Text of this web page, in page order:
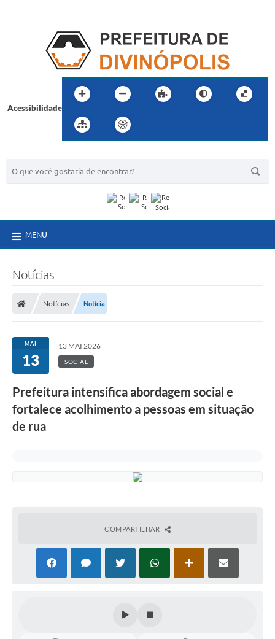
Acessibilidade
MENU
Notícias
Notícias Notícia
MAI
13
13 MAI 2026
SOCIAL
Prefeitura intensifica abordagem social e
fortalece acolhimento a pessoas em situação
de rua
COMPARTILHAR